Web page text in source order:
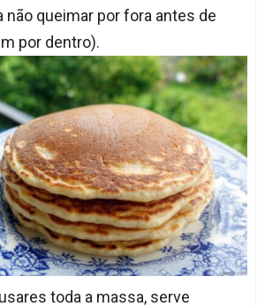
não queimar por fora antes de
por dentro).
toda a massa, serve